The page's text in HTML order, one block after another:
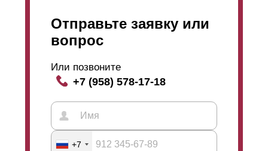
Отправьте заявку или
вопрос
Или позвоните
+7 (958) 578-17-18
+7